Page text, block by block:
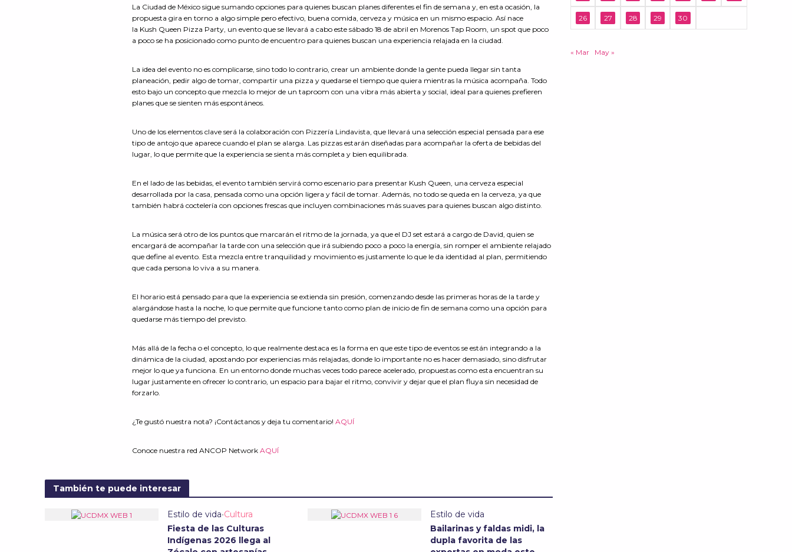
La Ciudad de México sigue sumando opciones para quienes buscan planes diferentes el fin de semana y, en esta ocasión, la
propuesta gira en torno a algo simple pero efectivo, buena comida, cerveza y música en un mismo espacio. Así nace
la Kush Queen Pizza Party, un evento que se llevará a cabo este sábado 18 de abril en Morenos Tap Room, un spot que poco
a poco se ha posicionado como punto de encuentro para quienes buscan una experiencia relajada en la ciudad.
La idea del evento no es complicarse, sino todo lo contrario, crear un ambiente donde la gente pueda llegar sin tanta
planeación, pedir algo de tomar, compartir una pizza y quedarse el tiempo que quiera mientras la música acompaña. Todo
esto bajo un concepto que mezcla lo mejor de un taproom con una vibra más abierta y social, ideal para quienes prefieren
planes que se sienten más espontáneos.
Uno de los elementos clave será la colaboración con Pizzería Lindavista, que llevará una selección especial pensada para ese
tipo de antojo que aparece cuando el plan se alarga. Las pizzas estarán diseñadas para acompañar la oferta de bebidas del
lugar, lo que permite que la experiencia se sienta más completa y bien equilibrada.
En el lado de las bebidas, el evento también servirá como escenario para presentar Kush Queen, una cerveza especial
desarrollada por la casa, pensada como una opción ligera y fácil de tomar. Además, no todo se queda en la cerveza, ya que
también habrá coctelería con opciones frescas que incluyen combinaciones más suaves para quienes buscan algo distinto.
La música será otro de los puntos que marcarán el ritmo de la jornada, ya que el DJ set estará a cargo de David, quien se
encargará de acompañar la tarde con una selección que irá subiendo poco a poco la energía, sin romper el ambiente relajado
que define al evento. Esta mezcla entre tranquilidad y movimiento es justamente lo que le da identidad al plan, permitiendo
que cada persona lo viva a su manera.
El horario está pensado para que la experiencia se extienda sin presión, comenzando desde las primeras horas de la tarde y
alargándose hasta la noche, lo que permite que funcione tanto como plan de inicio de fin de semana como una opción para
quedarse más tiempo del previsto.
Más allá de la fecha o el concepto, lo que realmente destaca es la forma en que este tipo de eventos se están integrando a la
dinámica de la ciudad, apostando por experiencias más relajadas, donde lo importante no es hacer demasiado, sino disfrutar
mejor lo que ya funciona. En un entorno donde muchas veces todo parece acelerado, propuestas como esta encuentran su
lugar justamente en ofrecer lo contrario, un espacio para bajar el ritmo, convivir y dejar que el plan fluya sin necesidad de
forzarlo.
¿Te gustó nuestra nota? ¡Contáctanos y deja tu comentario!AQUÍ
Conoce nuestra red ANCOP NetworkAQUÍ
También te puede interesar
Estilo de vida•Cultura
Fiesta de las Culturas
Indígenas 2026 llega al
Estilo de vida
Bailarinas y faldas midi, la
dupla favorita de las
26 27 28 29 30
« Mar May »